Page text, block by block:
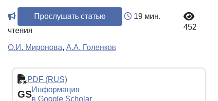
Прослушать статью
19 мин.
чтения
452
О.И. Миронова, А.А. Голенков
PDF (RUS)
GSИнформация
в Google Scholar